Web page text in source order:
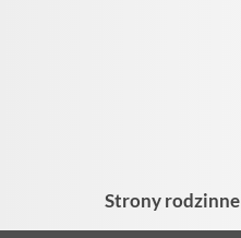
Strony rodzinne